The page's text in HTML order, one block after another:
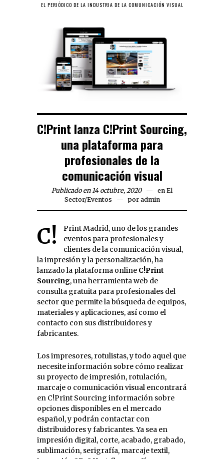
EL PERIÓDICO DE LA INDUSTRIA DE LA COMUNICACIÓN VISUAL
C!Print lanza C!Print Sourcing,
una plataforma para
profesionales de la
comunicación visual
Publicado en 14 octubre, 2020 en El
Sector/Eventos por admin
C!Print Madrid, uno de los grandes
eventos para profesionales y
clientes de la comunicación visual,
la impresión y la personalización, ha
lanzado la plataforma online C!Print
Sourcing, una herramienta web de
consulta gratuita para profesionales del
sector que permite la búsqueda de equipos,
materiales y aplicaciones, así como el
contacto con sus distribuidores y
fabricantes.
Los impresores, rotulistas, y todo aquel que
necesite información sobre cómo realizar
su proyecto de impresión, rotulación,
marcaje o comunicación visual encontrará
en C!Print Sourcing información sobre
opciones disponibles en el mercado
español, y podrán contactar con
distribuidores y fabricantes. Ya sea en
impresión digital, corte, acabado, grabado,
sublimación, serigrafía, marcaje textil,